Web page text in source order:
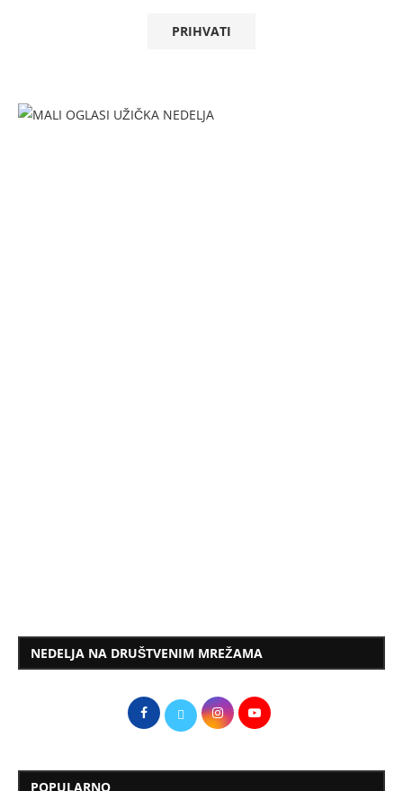
NEDELJA NA DRUŠTVENIM MREŽAMA
POPULARNO